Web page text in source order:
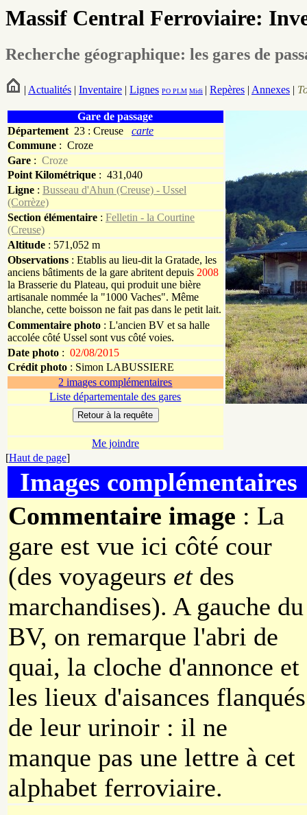
Massif Central Ferroviaire:
Recherche géographique: les gares de
| Actualités | Inventaire | Lignes PO PLM Midi | Repères | Annexes |
Gare de passage
Département 23 : Creuse carte
Commune : Croze
Gare : Croze
Point Kilométrique : 431,040
Ligne : Busseau d'Ahun (Creuse) - Ussel
(Corrèze)
Section élémentaire : Felletin - la Courtine
(Creuse)
Altitude : 571,052 m
Observations : Etablis au lieu-dit la Gratade, les
anciens bâtiments de la gare abritent depuis 2008
la Brasserie du Plateau, qui produit une bière
artisanale nommée la "1000 Vaches". Même
blanche, cette boisson ne fait pas dans le petit lait.
Commentaire photo : L'ancien BV et sa halle
accolée côté Ussel sont vus côté voies.
Date photo : 02/08/2015
Crédit photo : Simon LABUSSIERE
2 images complémentaires
Liste départementale des gares
Me joindre
[Haut de page]
Images complémentaires
Commentaire image : La
gare est vue ici côté cour
(des voyageurs etdes
marchandises). A gauche du
BV, on remarque l'abri de
quai, la cloche d'annonce et
les lieux d'aisances flanqués
de leur urinoir : il ne
manque pas une lettre à cet
alphabet ferroviaire.